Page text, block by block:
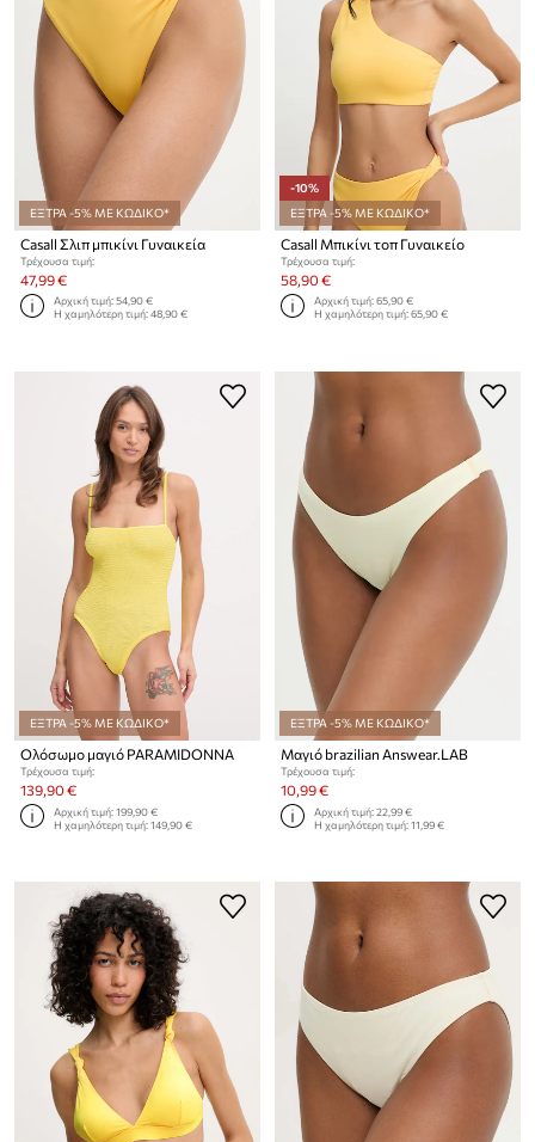
ΕΞΤΡΑ -5% ΜΕ ΚΩΔΙΚΟ*
Casall Σλιπ μπικίνι Γυναικεία
Τρέχουσα τιμή:
47,99 €
Αρχική τιμή:54,90 €
Η χαμηλότερη τιμή:48,90 €
-10%
ΕΞΤΡΑ -5% ΜΕ ΚΩΔΙΚΟ*
Casall Μπικίνι τοπ Γυναικείο
Τρέχουσα τιμή:
58,90 €
Αρχική τιμή:65,90 €
Η χαμηλότερη τιμή:65,90 €
ΕΞΤΡΑ -5% ΜΕ ΚΩΔΙΚΟ*
Ολόσωμο μαγιό PARAMIDONNA
Τρέχουσα τιμή:
139,90 €
Αρχική τιμή:199,90 €
Η χαμηλότερη τιμή:149,90 €
ΕΞΤΡΑ -5% ΜΕ ΚΩΔΙΚΟ*
Μαγιό brazilian Answear.LAB
Τρέχουσα τιμή:
10,99 €
Αρχική τιμή:22,99 €
Η χαμηλότερη τιμή:11,99 €